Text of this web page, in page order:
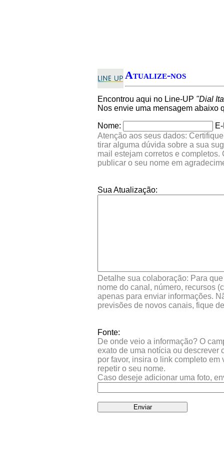
Atualize-nos
Encontrou aqui no Line-UP "Dial
Nos envie uma mensagem abaixo
Nome:
Atenção aos seus dados:
tirar alguma dúvida sobre a sua
mail estejam corretos e
publicar o seu nome em
Sua Atualização:
Detalhe sua colaboração: Para
nome do canal, número, recursos
apenas para enviar informações.
previsões de novos canais, fique
Fonte:
De onde veio a informação? O
exato de uma notícia ou descrever
por favor, insira o link completo
repetir o seu nome.
Caso deseje adicionar uma foto,